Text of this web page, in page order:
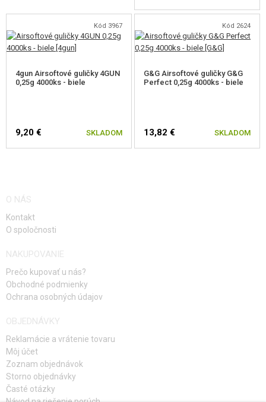
Kód 3967
4gun Airsoftové guličky 4GUN
0,25g 4000ks - biele
9,20 € SKLADOM
Kód 2624
G&G Airsoftové guličky G&G
Perfect 0,25g 4000ks - biele
13,82 € SKLADOM
O NÁS
Kontakt
O spoločnosti
NAKUPOVANIE
Prečo kupovať u nás?
Obchodné podmienky
Ochrana osobných údajov
OBJEDNÁVKY
Reklamácie a vrátenie tovaru
Môj účet
Zoznam objednávok
Storno objednávky
Časté otázky